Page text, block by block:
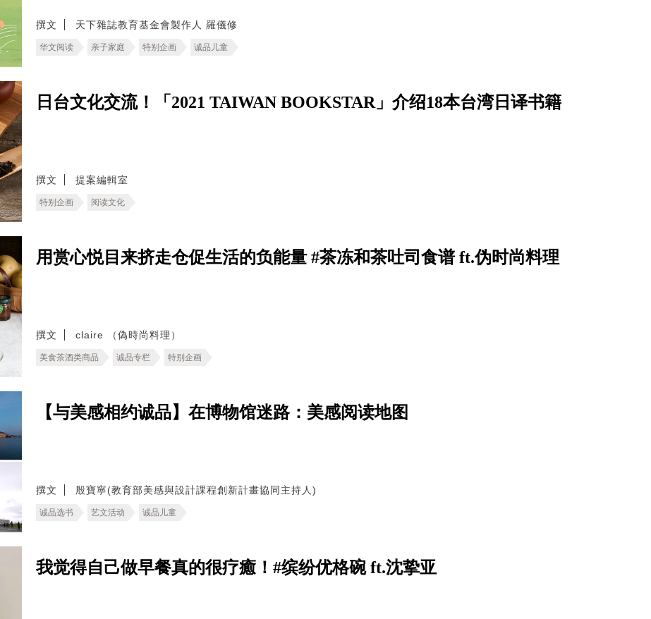
撰文 天下雜誌教育基金會製作人 羅儀修
华文阅读 亲子家庭 特别企画 诚品儿童
日台文化交流！「2021 TAIWAN BOOKSTAR」介绍18本台湾日译书籍
撰文 提案編輯室
特别企画 阅读文化
用赏心悦目来挤走仓促生活的负能量 #茶冻和茶吐司食谱 ft.伪时尚料理
撰文 claire （偽時尚料理）
美食茶酒类商品 诚品专栏 特别企画
【与美感相约诚品】在博物馆迷路：美感阅读地图
撰文 殷寶寧(教育部美感與設計課程創新計畫協同主持人)
诚品选书 艺文活动 诚品儿童
我觉得自己做早餐真的很疗癒！#缤纷优格碗 ft.沈挚亚